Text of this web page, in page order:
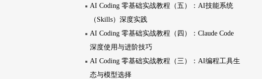
AI Coding 零基础实战教程（五）：AI技能系统
（Skills）深度实践
AI Coding 零基础实战教程（四）：Claude Code
深度使用与进阶技巧
AI Coding 零基础实战教程（三）：AI编程工具生
态与模型选择